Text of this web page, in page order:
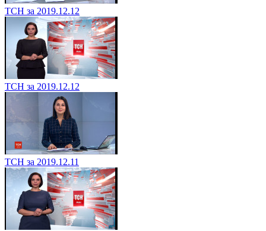
ТСН за 2019.12.12
ТСН за 2019.12.12
ТСН за 2019.12.11